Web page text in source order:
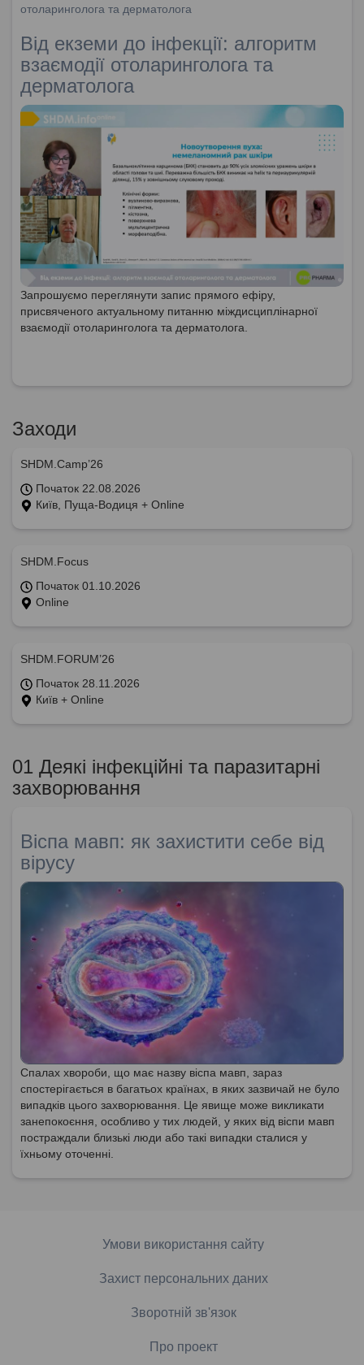
отоларинголога та дерматолога
Від екземи до інфекції: алгоритм
взаємодії отоларинголога та
дерматолога
Запрошуємо переглянути запис прямого ефіру,
присвяченого актуальному питанню міждисциплінарної
взаємодії отоларинголога та дерматолога.
Заходи
SHDM.Camp’26
Початок 22.08.2026
Київ, Пуща-Водиця + Online
SHDM.Focus
Початок 01.10.2026
Online
SHDM.FORUM’26
Початок 28.11.2026
Київ + Online
01 Деякі інфекційні та паразитарні
захворювання
Віспа мавп: як захистити себе від
вірусу
Спалах хвороби, що має назву віспа мавп, зараз
спостерігається в багатьох країнах, в яких зазвичай не було
випадків цього захворювання. Це явище може викликати
занепокоєння, особливо у тих людей, у яких від віспи мавп
постраждали близькі люди або такі випадки сталися у
їхньому оточенні.
Умови використання сайту
Захист персональних даних
Зворотній зв'язок
Про проект